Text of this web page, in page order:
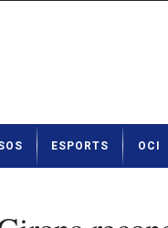
ESPORTS OCI